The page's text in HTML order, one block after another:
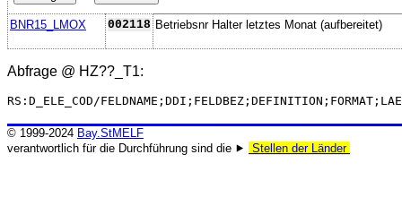
BNR15_LMOX 002118 Betriebsnr Halter letztes Monat (aufbereitet)
Abfrage @ HZ??_T1:
RS:D_ELE_COD/
© 1999-2024 Bay.StMELF
verantwortlich für die Durchführung sind die ⯈
Stellen der Länder